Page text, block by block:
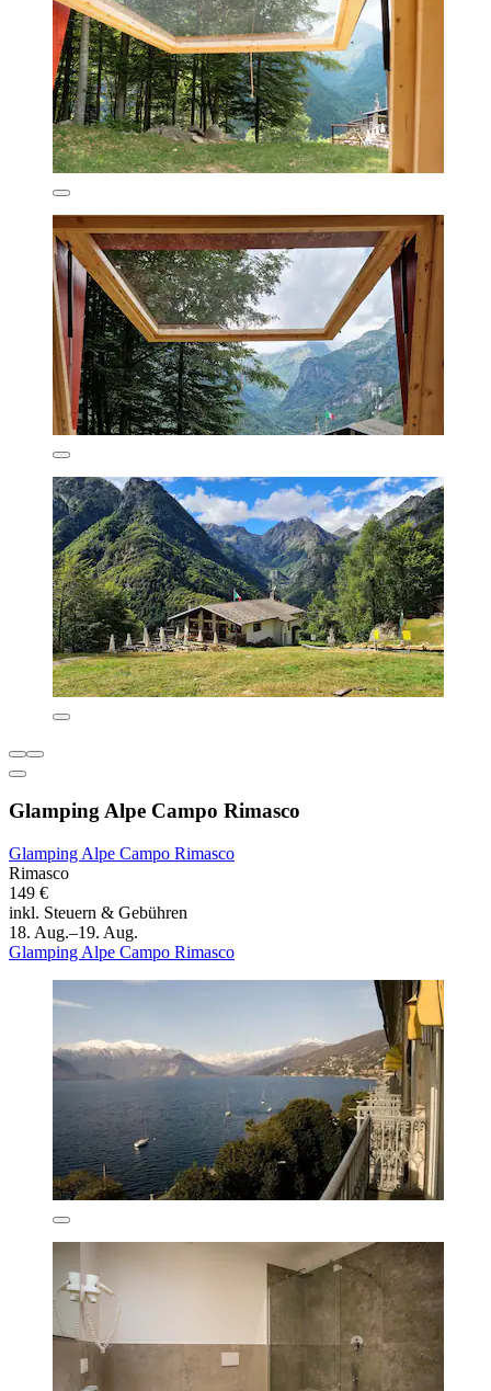
Glamping Alpe Campo Rimasco
Glamping Alpe Campo Rimasco
Rimasco
149 €
inkl. Steuern & Gebühren
18. Aug.–19. Aug.
Glamping Alpe Campo Rimasco